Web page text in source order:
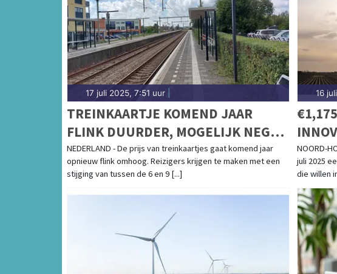
17 juli 2025, 7:51 uur
TREINKAARTJE KOMEND JAAR
FLINK DUURDER, MOGELIJK NEGEN
PROCENT ERBIJ
NEDERLAND - De prijs van treinkaartjes gaat komend jaar
opnieuw flink omhoog. Reizigers krijgen te maken met een
stijging van tussen de 6 en 9 [...]
16
DE
NOORD-
juli 2025
die willen